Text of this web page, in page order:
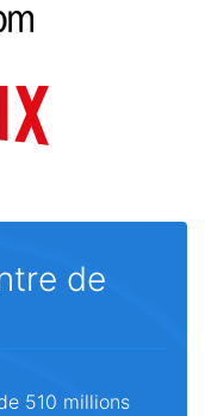
de
510 millions